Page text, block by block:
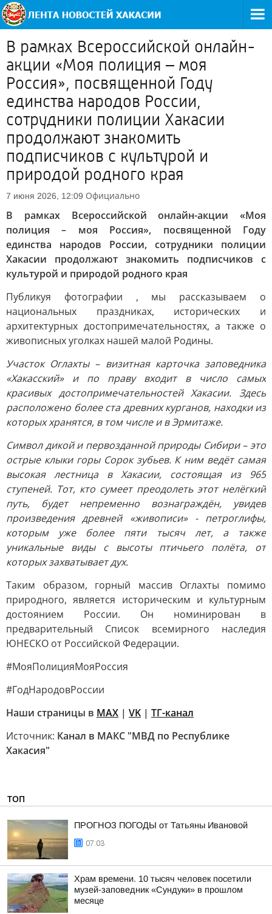
В рамках Всероссийской онлайн-
акции «Моя полиция – моя
Россия», посвященной Году
единства народов России,
сотрудники полиции Хакасии
продолжают знакомить
подписчиков с культурой и
природой родного края
7 июня 2026, 12:09 Официально
В рамках Всероссийской онлайн-акции «Моя
полиция – моя Россия», посвященной Году
единства народов России, сотрудники полиции
Хакасии продолжают знакомить подписчиков с
культурой и природой родного края
Публикуя фотографии , мы рассказываем о
национальных праздниках, исторических и
архитектурных достопримечательностях, а также о
живописных уголках нашей малой Родины.
Участок Оглахты – визитная карточка заповедника
«Хакасский» и по праву входит в число самых
красивых достопримечательностей Хакасии. Здесь
расположено более ста древних курганов, находки из
которых хранятся, в том числе и в Эрмитаже.
Символ дикой и первозданной природы Сибири – это
острые клыки горы Сорок зубьев. К ним ведёт самая
высокая лестница в Хакасии, состоящая из 965
ступеней. Тот, кто сумеет преодолеть этот нелёгкий
путь, будет непременно вознаграждён, увидев
произведения древней «живописи» - петроглифы,
которым уже более пяти тысяч лет, а также
уникальные виды с высоты птичьего полёта, от
которых захватывает дух.
Таким образом, горный массив Оглахты помимо
природного, является историческим и культурным
достоянием России. Он номинирован в
предварительный Список всемирного наследия
ЮНЕСКО от Российской Федерации.
#МояПолицияМояРоссия
#ГодНародовРоссии
Наши страницы в MAX | VK | ТГ-канал
Источник: Канал в МАКС "МВД по Республике
Хакасия"
ТОП
ПРОГНОЗ ПОГОДЫ от Татьяны Ивановой
07:03
Храм времени. 10 тысяч человек посетили
музей-заповедник «Сундуки» в прошлом
месяце